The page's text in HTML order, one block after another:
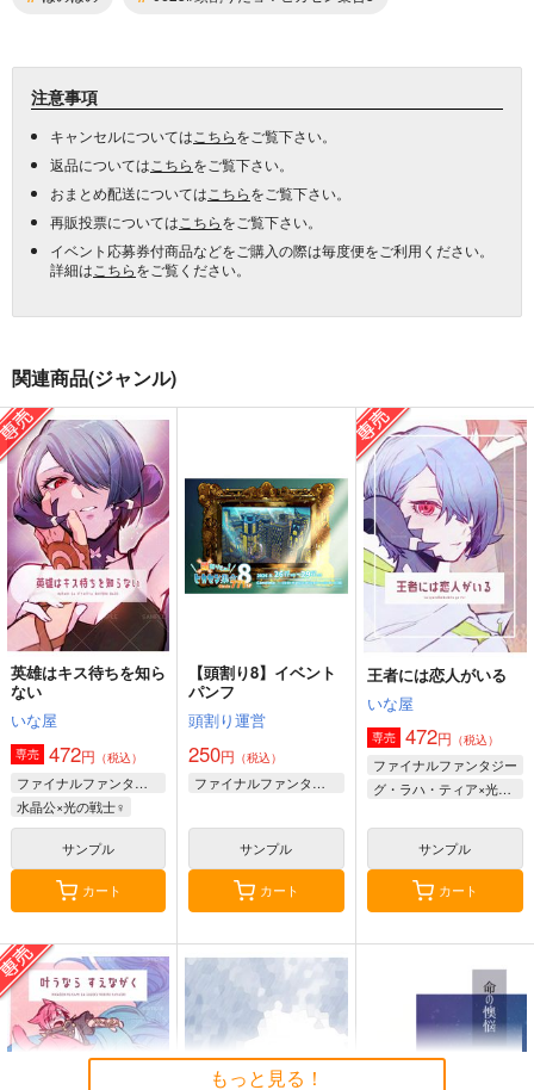
注意事項
キャンセルについては こちらをご覧下さい。
返品については こちらをご覧下さい。
おまとめ配送については こちらをご覧下さい。
再販投票については こちらをご覧下さい。
イベント応募券付商品などをご購入の際は毎度便をご利用ください。
詳細は こちらをご覧ください。
関連商品(ジャンル)
英雄はキス待ちを知ら
ない
いな屋
専売 472円 （税込）
ファイナルファンタジー
水晶公×光の戦士♀
サンプル
カート
【頭割り8】イベント
パンフ
頭割り運営
250円 （税込）
ファイナルファンタジー
サンプル
カート
王者には恋人がいる
いな屋
専売 472円 （税込）
ファイナルファンタジー
グ・ラハ・ティア×光の戦士♀
サンプル
カート
もっと見る！